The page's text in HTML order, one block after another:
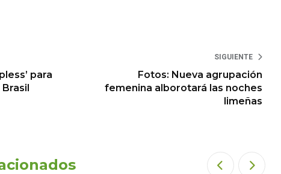
para
SIGUIENTE
Fotos: Nueva agrupación
femenina alborotará las noches
limeñas